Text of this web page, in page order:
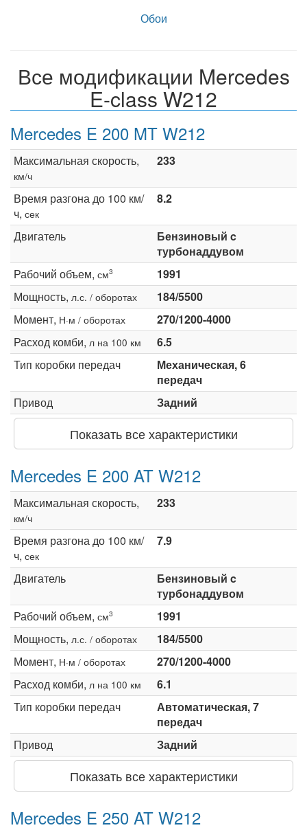
Обои
Все модификации Mercedes
E-class W212
Mercedes E 200 MT W212
Максимальная скорость,
км/ч
233
Время разгона до 100 км/
ч, сек
8.2
Двигатель
Бензиновый c
турбонаддувом
Рабочий объем, см3
1991
Мощность, л.с. / оборотах
184/5500
Момент, Н·м / оборотах
270/1200-4000
Расход комби, л на 100 км
6.5
Тип коробки передач
Механическая, 6
передач
Привод
Задний
Показать все характеристики
Mercedes E 200 AT W212
Максимальная скорость,
км/ч
233
Время разгона до 100 км/
ч, сек
7.9
Двигатель
Бензиновый c
турбонаддувом
Рабочий объем, см3
1991
Мощность, л.с. / оборотах
184/5500
Момент, Н·м / оборотах
270/1200-4000
Расход комби, л на 100 км
6.1
Тип коробки передач
Автоматическая, 7
передач
Привод
Задний
Показать все характеристики
Mercedes E 250 AT W212